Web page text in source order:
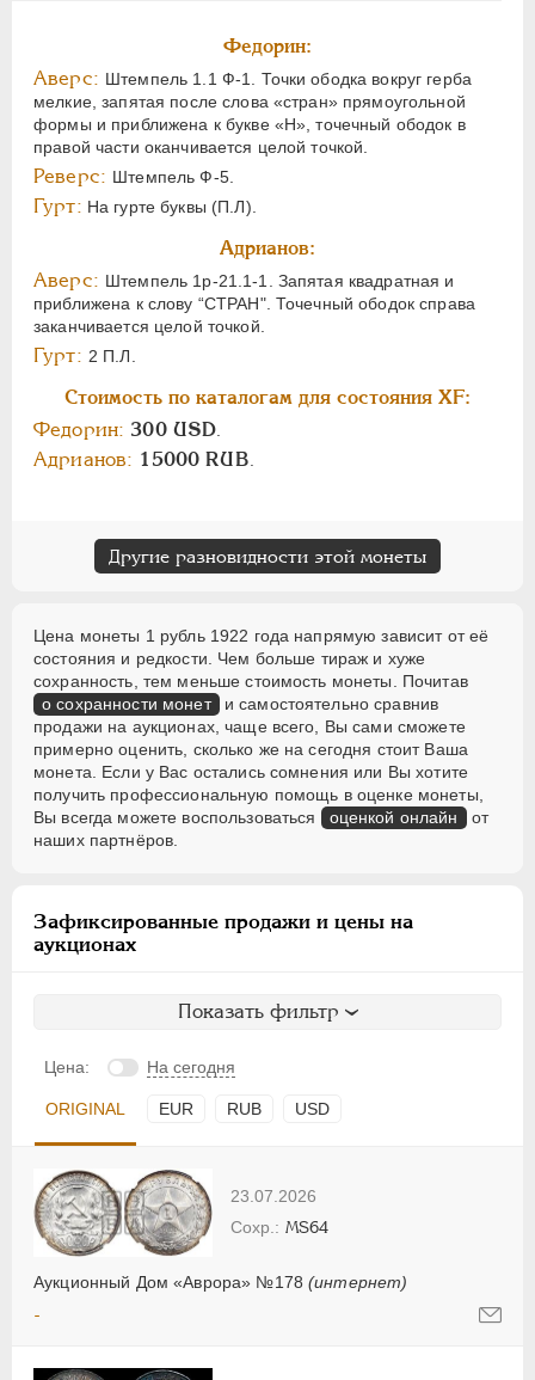
Федорин:
Аверс: Штемпель 1.1 Ф-1. Точки ободка вокруг герба
мелкие, запятая после слова «стран» прямоугольной
формы и приближена к букве «Н», точечный ободок в
правой части оканчивается целой точкой.
Реверс: Штемпель Ф-5.
Гурт: На гурте буквы (П.Л).
Адрианов:
Аверс: Штемпель 1р-21.1-1. Запятая квадратная и
приближена к слову “СТРАН". Точечный ободок справа
заканчивается целой точкой.
Гурт: 2 П.Л.
Стоимость по каталогам для состояния XF:
Федорин: 300 USD
Адрианов: 15000 RUB
Другие разновидности этой монеты
Цена монеты 1 рубль 1922 года напрямую зависит от её
состояния и редкости. Чем больше тираж и хуже
сохранность, тем меньше стоимость монеты. Почитав
о сохранности монет и самостоятельно сравнив
продажи на аукционах, чаще всего, Вы сами сможете
примерно оценить, сколько же на сегодня стоит Ваша
монета. Если у Вас остались сомнения или Вы хотите
получить профессиональную помощь в оценке монеты,
Вы всегда можете воспользоваться
оценкой онлайн от
наших партнёров.
Зафиксированные продажи и цены на
аукционах
Показать фильтр
Цена: На сегодня
ORIGINAL EUR RUB USD
23.07.2026
Аукционный Дом «Аврора» №178(интернет)
MS64
-